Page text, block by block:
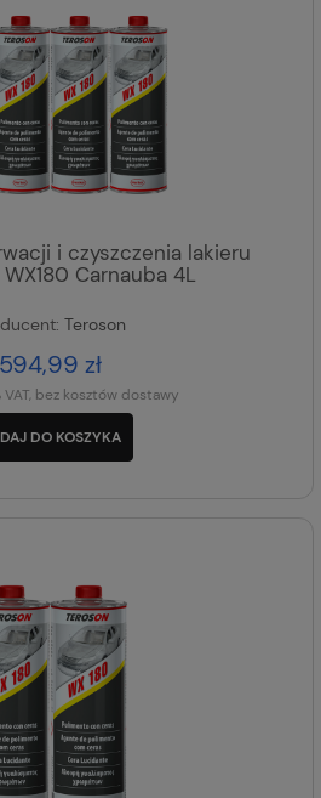
i czyszczenia lakieru
WX180 Carnauba 4L
Teroson
594,99 zł
VAT, bez kosztów dostawy
DO KOSZYKA